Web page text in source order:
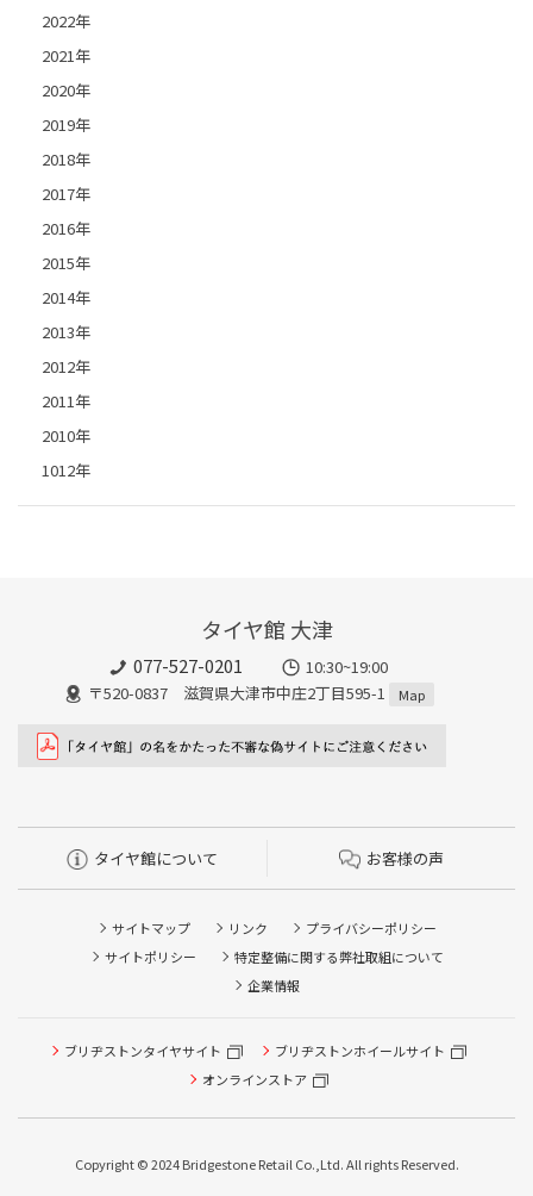
2022年
2021年
2020年
2019年
2018年
2017年
2016年
2015年
2014年
2013年
2012年
2011年
2010年
1012年
タイヤ館 大津
077-527-0201
10:30~19:00
〒520-0837 滋賀県大津市中庄2丁目595-1
Map
タイヤ館について お客様の声
サイトマップ リンク
プライバシーポリシー
サイトポリシー
特定整備に関する弊社取組について
企業情報
ブリヂストンタイヤサイト
ブリヂストンホイールサイト
オンラインストア
Copyright © 2024 Bridgestone Retail Co.,Ltd. All rights Reserved.
タイヤ点検・安全点検/タイヤ履き替え/オイル交換/その他
ピット作業の予約
本日のタイヤ履き替え順番待ち予約 ※クローク契約会員の